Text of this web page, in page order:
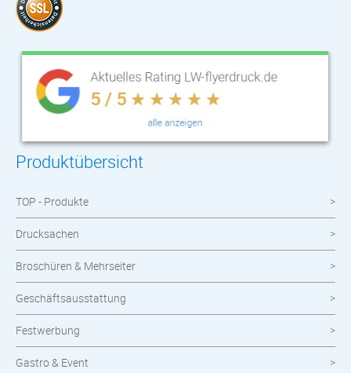
Produktübersicht
TOP - Produkte
Drucksachen
Broschüren & Mehrseiter
Geschäftsausstattung
Festwerbung
Gastro & Event